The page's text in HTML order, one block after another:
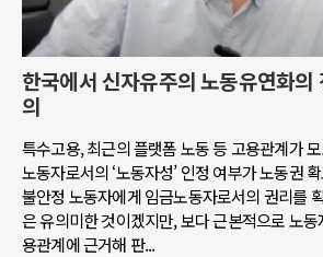
한국에서 신자유주의 노동유연화의
의
특수고용, 최근의 플랫폼 노동 등 고용관계가
노동자로서의 ‘노동자성’ 인정 여부가 노동권
불안정 노동자에게 임금노동자로서의 권리를
은 유의미한 것이겠지만, 보다 근본적으로 노
용관계에 근거해 판...